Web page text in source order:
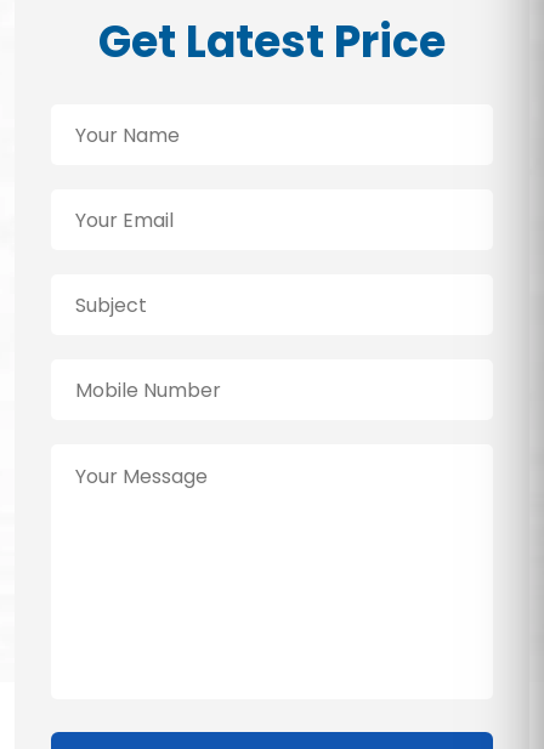
Get Latest Price